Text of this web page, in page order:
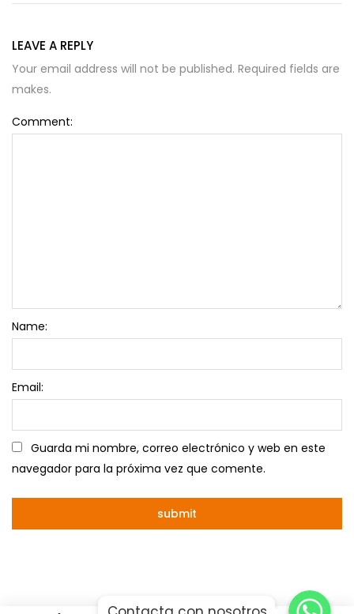
LEAVE A REPLY
Your email address will not be published. Required fields are
makes.
Comment:
Name:
Email:
Guarda mi nombre, correo electrónico y web en este
navegador para la próxima vez que comente.
Whatsapp
Whatsapp